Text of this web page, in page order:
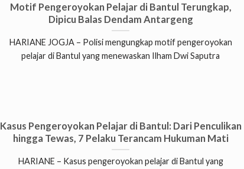
Motif Pengeroyokan Pelajar di Bantul Terungkap,
Dipicu Balas Dendam Antargeng
HARIANE JOGJA – Polisi mengungkap motif pengeroyokan
pelajar di Bantul yang menewaskan Ilham Dwi Saputra
Kasus Pengeroyokan Pelajar di Bantul: Dari Penculikan
hingga Tewas, 7 Pelaku Terancam Hukuman Mati
HARIANE – Kasus pengeroyokan pelajar di Bantul yang